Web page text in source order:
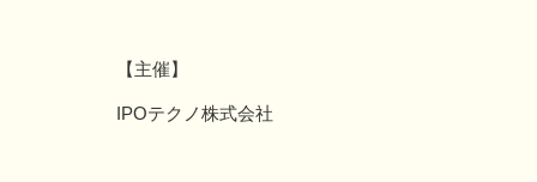
【主催】
IPOテクノ株式会社